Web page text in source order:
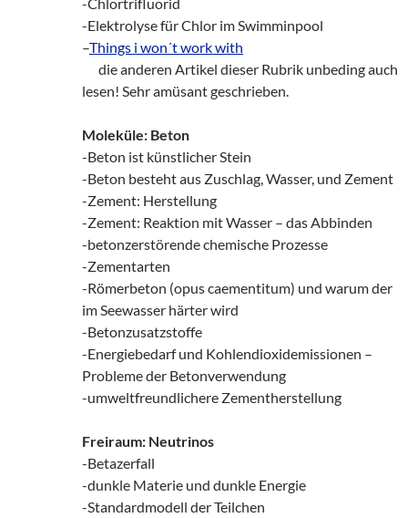
-Elektrolyse für Chlor im Swimminpool
–Things i won´t work with
die anderen Artikel dieser Rubrik unbeding auch
lesen! Sehr amüsant geschrieben.
Moleküle: Beton
-Beton ist künstlicher Stein
-Beton besteht aus Zuschlag, Wasser, und Zement
-Zement: Herstellung
-Zement: Reaktion mit Wasser – das Abbinden
-betonzerstörende chemische Prozesse
-Zementarten
-Römerbeton (opus caementitum) und warum der
im Seewasser härter wird
-Betonzusatzstoffe
-Energiebedarf und Kohlendioxidemissionen –
Probleme der Betonverwendung
-umweltfreundlichere Zementherstellung
Freiraum: Neutrinos
-Betazerfall
-dunkle Materie und dunkle Energie
-Standardmodell der Teilchen